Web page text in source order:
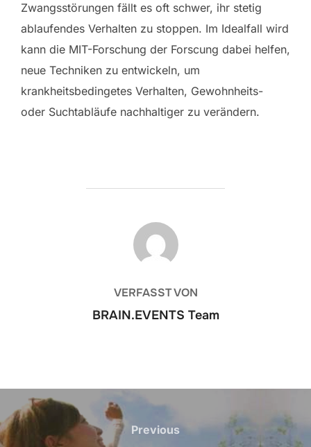
Zwangsstörungen fällt es oft schwer, ihr stetig
ablaufendes Verhalten zu stoppen. Im Idealfall wird
kann die MIT-Forschung der Forscung dabei helfen,
neue Techniken zu entwickeln, um
krankheitsbedingetes Verhalten, Gewohnheits-
oder Suchtabläufe nachhaltiger zu verändern.
BEITRAGSAUTOR
VERFASST VON
BRAIN.EVENTS Team
Beitrags-
Navigation
Previous
Previous